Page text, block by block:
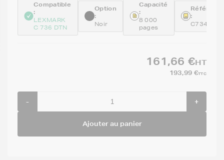
Compatible
:
LEXMARK
C 736 DTN
Option
:
Noir
Capacité
:
8 000
pages
:
161,66 €HT
193,99 €TTC
- +
Ajouter au panier